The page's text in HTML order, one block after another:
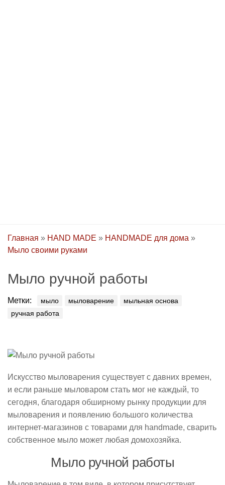
Главная » HAND MADE » HANDMADE для дома »
Мыло своими руками
Мыло ручной работы
Метки: мыло мыловарение
мыльная основа
ручная работа
Искусство мыловарения существует с давних времен,
и если раньше мыловаром стать мог не каждый, то
сегодня, благодаря обширному рынку продукции для
мыловарения и появлению большого количества
интернет-магазинов с товарами для handmade, сварить
собственное мыло может любая домохозяйка.
Мыло ручной работы